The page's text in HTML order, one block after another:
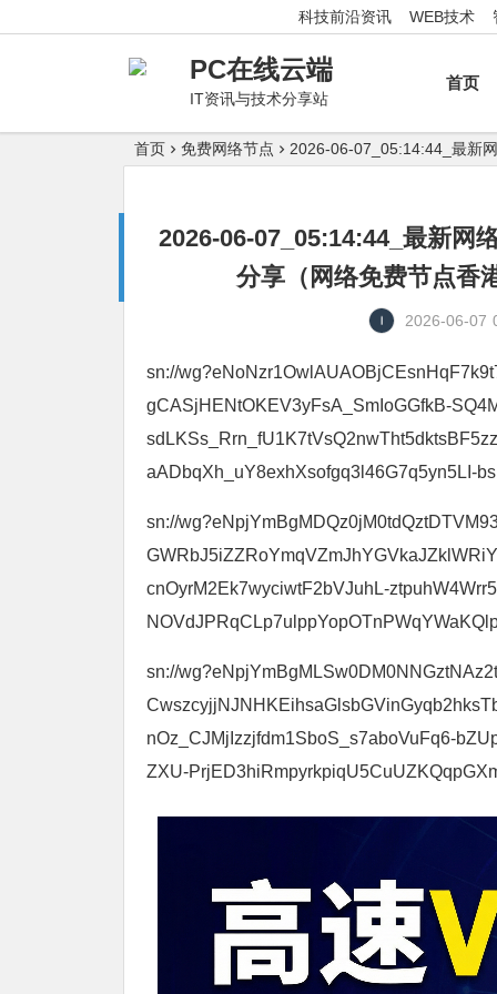
科技前沿资讯 WEB技术
PC在线云端
IT资讯与技术分享站
首页
首页 免费网络节点 2026-06-07_05:14:44_最新
2026-06-07_05:14:44_最新
分享（网络免费节点香
2026-06-07
sn://
gCASjHENtOKEV3yFsA_SmIoGGfkB-
aADbqXh_uY8exhXsofgq3l46G7q5yn5LI-
sn://
cnOyrM2Ek7wyciwtF2bVJuhL-
sn://
nOz_CJMjIzzjfdm1SboS_s7aboVuFq6-
ZXU-